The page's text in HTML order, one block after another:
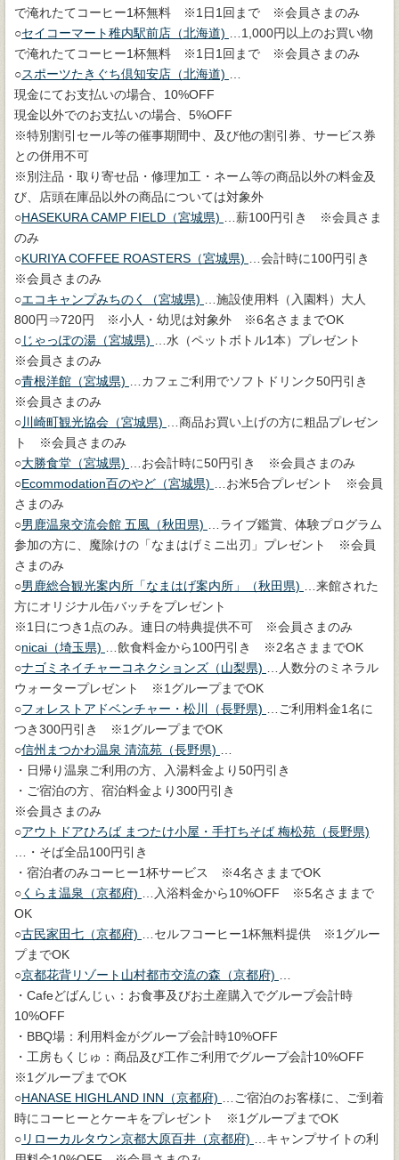
で淹れたてコーヒー1杯無料 ※1日1回まで ※会員さまのみ
○セイコーマート稚内駅前店（北海道)
…1,000円以上のお買い物
で淹れたてコーヒー1杯無料 ※1日1回まで ※会員さまのみ
○スポーツたきぐち倶知安店（北海道)
現金にてお支払いの場合、10%OFF
現金以外でのお支払いの場合、5%OFF
※特別割引セール等の催事期間中、及び他の割引券、サービス券
との併用不可
※別注品・取り寄せ品・修理加工・ネーム等の商品以外の料金及
び、店頭在庫品以外の商品については対象外
○HASEKURA CAMP FIELD（宮城県)
…薪100円引き ※会員さま
のみ
○KURIYA COFFEE ROASTERS（宮城県)
…会計時に100円引き
※会員さまのみ
○エコキャンプみちのく（宮城県)
…施設使用料（入園料）大人
800円⇒720円 ※小人・幼児は対象外 ※6名さままでOK
○じゃっぽの湯（宮城県)
…水（ペットボトル1本）プレゼント
※会員さまのみ
○青根洋館（宮城県)
…カフェご利用でソフトドリンク50円引き
※会員さまのみ
○川崎町観光協会（宮城県)
…商品お買い上げの方に粗品プレゼン
ト ※会員さまのみ
○大勝食堂（宮城県)
…お会計時に50円引き ※会員さまのみ
○Ecommodation百のやど（宮城県)
…お米5合プレゼント ※会員
さまのみ
○男鹿温泉交流会館 五風（秋田県)
…ライブ鑑賞、体験プログラム
参加の方に、魔除けの「なまはげミニ出刃」プレゼント ※会員
さまのみ
○男鹿総合観光案内所「なまはげ案内所」（秋田県)
…来館された
方にオリジナル缶バッチをプレゼント
※1日につき1点のみ。連日の特典提供不可 ※会員さまのみ
○nicai（埼玉県)
…飲食料金から100円引き ※2名さままでOK
○ナゴミネイチャーコネクションズ（山梨県)
…人数分のミネラル
ウォータープレゼント ※1グループまでOK
○フォレストアドベンチャー・松川（長野県)
…ご利用料金1名に
つき300円引き ※1グループまでOK
○信州まつかわ温泉 清流苑（長野県)
・日帰り温泉ご利用の方、入湯料金より50円引き
・ご宿泊の方、宿泊料金より300円引き
※会員さまのみ
○アウトドアひろば まつたけ小屋・手打ちそば 梅松苑（長野県)
…・そば全品100円引き
・宿泊者のみコーヒー1杯サービス ※4名さままでOK
○くらま温泉（京都府)
…入浴料金から10%OFF ※5名さままで
OK
○古民家田七（京都府)
…セルフコーヒー1杯無料提供 ※1グルー
プまでOK
○京都花背リゾート山村都市交流の森（京都府)
・Cafeどばんじぃ：お食事及びお土産購入でグループ会計時
10%OFF
・BBQ場：利用料金がグループ会計時10%OFF
・工房もくじゅ：商品及び工作ご利用でグループ会計10%OFF
※1グループまでOK
○HANASE HIGHLAND INN（京都府)
…ご宿泊のお客様に、ご到着
時にコーヒーとケーキをプレゼント ※1グループまでOK
○リローカルタウン京都大原百井（京都府)
…キャンプサイトの利